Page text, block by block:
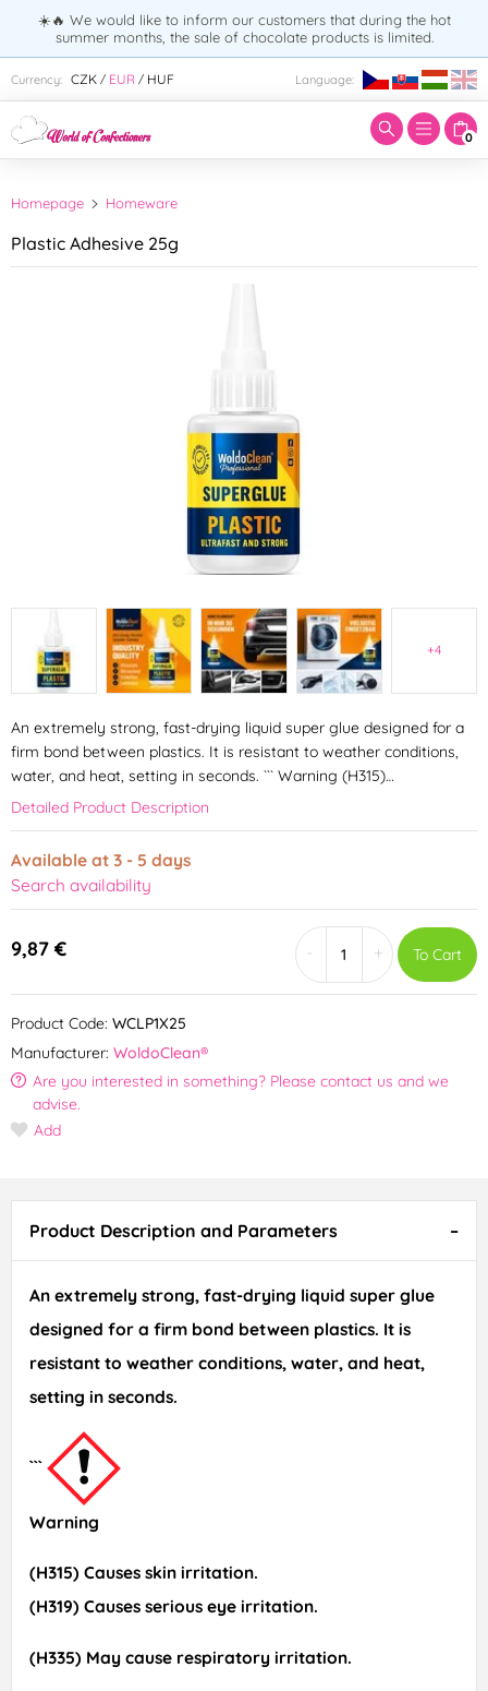
☀️🔥 We would like to inform our customers that during the hot
summer months, the sale of chocolate products is limited.
Currency: CZK / EUR / HUF Language:
0
Enter search term:
Homepage Homeware
Plastic Adhesive 25g
+4
An extremely strong, fast-drying liquid super glue designed for a
firm bond between plastics. It is resistant to weather conditions,
water, and heat, setting in seconds. ``` Warning (H315)…
Detailed Product Description
Available at 3 - 5 days
Search availability
9,87 € + To Cart
Product Code: WCLP1X25
Manufacturer: WoldoClean®
Are you interested in something? Please contact us and we
advise.
Add
Product Description and Parameters
An extremely strong, fast-drying liquid super glue
designed for a firm bond between plastics. It is
resistant to weather conditions, water, and heat,
setting in seconds.
```
Warning
(H315) Causes skin irritation.
(H319) Causes serious eye irritation.
(H335) May cause respiratory irritation.